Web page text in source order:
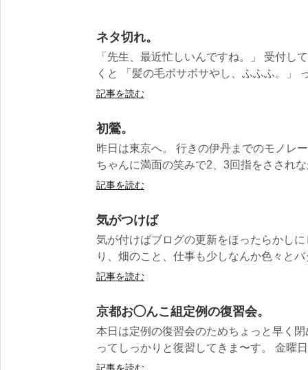
ネタ切れ。
「先生、最近忙しいんですね。」 受付し
くと 「髪の毛ボサボサやし、ふふふ。」
記事を読む
初鶯。
昨日は東京へ。 行きの伊丹までのモノレ
ちゃんに満面の笑みで2、3回指をさされ
記事を読む
気がつけば
気が付けばブログの更新をほったらかし
り、畑のこと、仕事も少しなんか色々と
記事を読む
京都お◯んこ組定例の復習会。
本日は定例の復習会のためちょっと早く
ってしっかりと復習してきま〜す。 金曜